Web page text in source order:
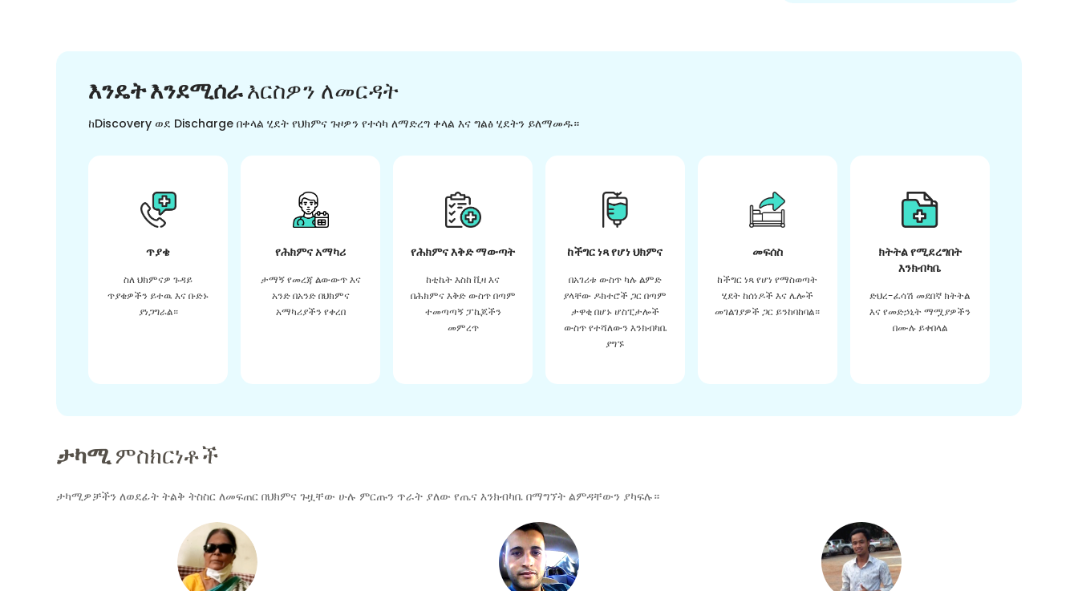
እንዴት እንደሚሰራእርስዎን ለመርዳት
ከDiscovery ወደ Discharge በቀላል ሂደት የህክምና ጉዞዎን የተሳካ ለማድረግ ቀላል እና ግልፅ ሂደትን ይለማመዱ።
ጥያቄ
ስለ ህክምናዎ ጉዳይ
ጥያቄዎችን ይተዉ እና ቡድኑ
ያነጋግራል።
የሕክምና አማካሪ
ታማኝ የመረጃ ልውውጥ እና
አንድ በአንድ በህክምና
አማካሪያችን የቀረበ
የሕክምና እቅድ ማውጣት
ከቲኬት እስከ ቪዛ እና
በሕክምና እቅድ ውስጥ በጣም
ተመጣጣኝ ፓኬጆችን
መምረጥ
ከችግር ነጻ የሆነ ህክምና
በአገሪቱ ውስጥ ካሉ ልምድ
ያላቸው ዶክተሮች ጋር በጣም
ታዋቂ በሆኑ ሆስፒታሎች
ውስጥ የተሻለውን እንክብካቤ
ያግኙ
መፍሰስ
ከችግር ነጻ የሆነ የማስወጣት
ሂደት ከሰነዶች እና ሌሎች
መገልገያዎች ጋር ይንከባከባል።
ክትትል የሚደረግበት
እንክብካቤ
ድህረ-ፈሳሽ መደበኛ ክትትል
እና የመድኃኒት ማሟያዎችን
በሙሉ ይቀበላል
ታካሚምስክርነቶች
ታካሚዎቻችን ለወደፊት ትልቅ ትስስር ለመፍጠር በህክምና ጉዟቸው ሁሉ ምርጡን ጥራት ያለው የጤና እንክብካቤ በማግኘት ልምዳቸውን ያካፍሉ።